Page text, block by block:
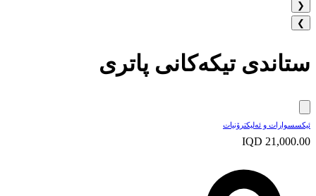
❮
❯
ستاندی تیکەکانی پاتری
ئیکسسوارات و ئەلیکترۆنیات
IQD 21,000.00